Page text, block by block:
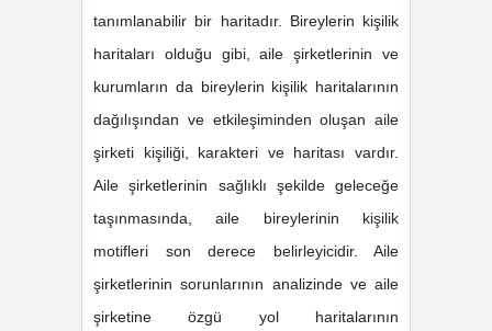
tanımlanabilir bir haritadır. Bireylerin kişilik
haritaları olduğu gibi, aile şirketlerinin ve
kurumların da bireylerin kişilik haritalarının
dağılışından ve etkileşiminden oluşan aile
şirketi kişiliği, karakteri ve haritası vardır.
Aile şirketlerinin sağlıklı şekilde geleceğe
taşınmasında, aile bireylerinin kişilik
motifleri son derece belirleyicidir. Aile
şirketlerinin sorunlarının analizinde ve aile
şirketine özgü yol haritalarının